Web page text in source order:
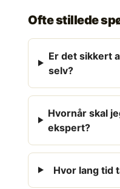
Ofte stillede
Er det sikkert
selv?
Hvornår skal
ekspert?
Hvor lang tid